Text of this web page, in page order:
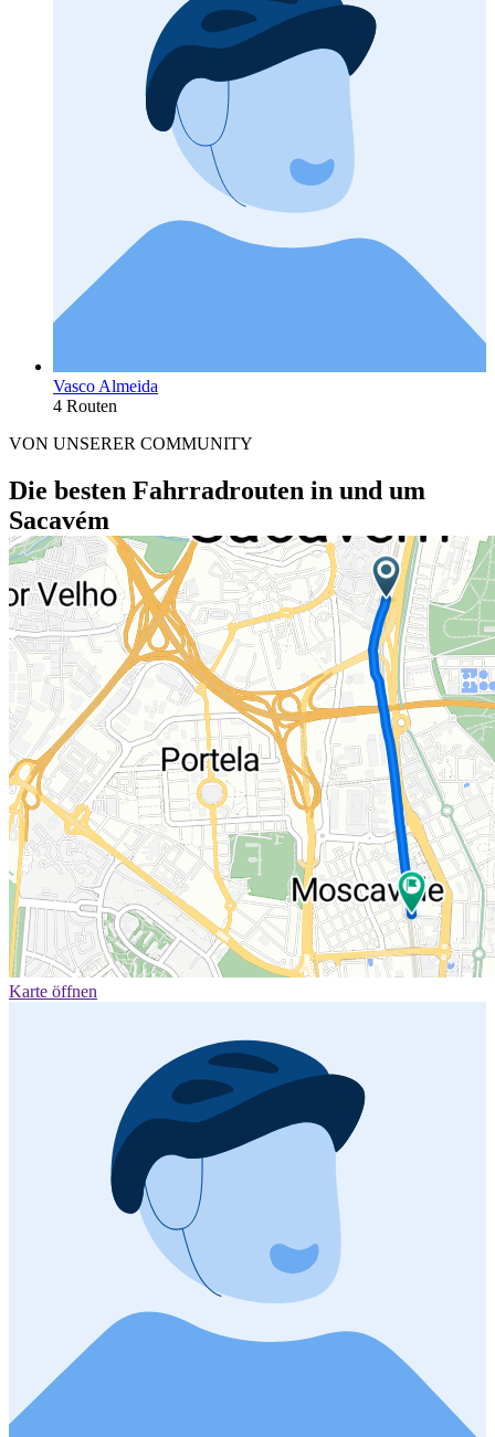
Vasco Almeida
4 Routen
VON UNSERER COMMUNITY
Die besten Fahrradrouten in und um
Sacavém
Karte öffnen